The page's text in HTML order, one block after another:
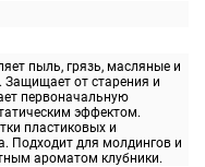
пыль, грязь, масляные и
Защищает от старения и
первоначальную
эффектом.
пластиковых и
Подходит для молдингов и
ароматом клубники.